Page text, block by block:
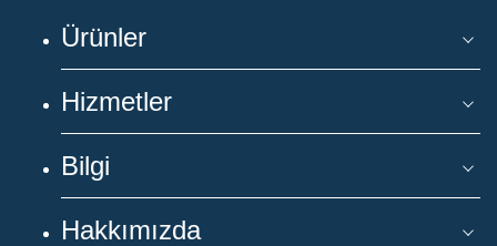
Ürünler
Hizmetler
Bilgi
Hakkımızda